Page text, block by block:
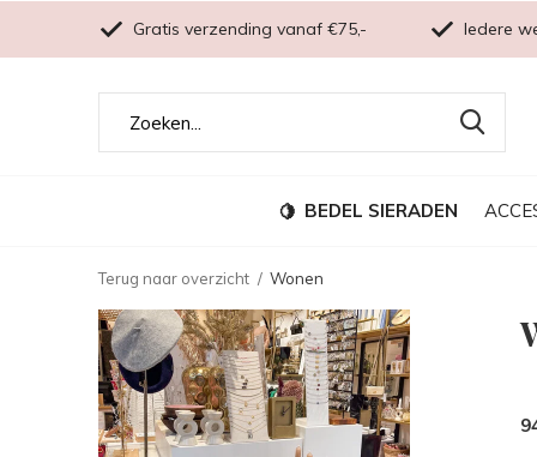
BEDEL SIERADEN
Gratis verzending vanaf €75,- Iedere
Terug naar overzicht Wonen